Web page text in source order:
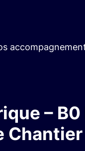
– B0
Chantier